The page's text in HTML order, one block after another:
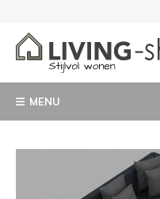
MENU